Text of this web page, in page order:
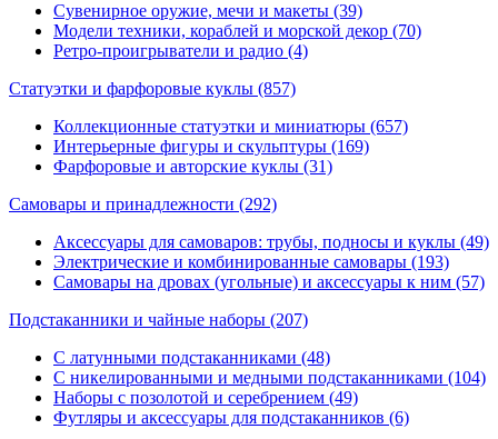
Сувенирное оружие, мечи и макеты (39)
Модели техники, кораблей и морской декор (70)
Ретро-проигрыватели и радио (4)
Статуэтки и фарфоровые куклы (857)
Коллекционные статуэтки и миниатюры (657)
Интерьерные фигуры и скульптуры (169)
Фарфоровые и авторские куклы (31)
Самовары и принадлежности (292)
Аксессуары для самоваров: трубы, подносы и куклы (49)
Электрические и комбинированные самовары (193)
Самовары на дровах (угольные) и аксессуары к ним (57)
Подстаканники и чайные наборы (207)
С латунными подстаканниками (48)
С никелированными и медными подстаканниками (104)
Наборы с позолотой и серебрением (49)
Футляры и аксессуары для подстаканников (6)